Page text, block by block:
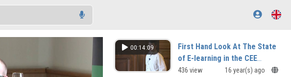
00:14:09
First Hand Look At The State
of E-learning in the CEE
countries
436 view 16 year(s) ago